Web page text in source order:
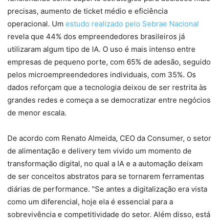
precisas, aumento de ticket médio e eficiência
operacional. Um estudo realizado pelo Sebrae Nacional
revela que 44% dos empreendedores brasileiros já
utilizaram algum tipo de IA. O uso é mais intenso entre
empresas de pequeno porte, com 65% de adesão, seguido
pelos microempreendedores individuais, com 35%. Os
dados reforçam que a tecnologia deixou de ser restrita às
grandes redes e começa a se democratizar entre negócios
de menor escala.
De acordo com Renato Almeida, CEO da Consumer, o setor
de alimentação e delivery tem vivido um momento de
transformação digital, no qual a IA e a automação deixam
de ser conceitos abstratos para se tornarem ferramentas
diárias de performance. "Se antes a digitalização era vista
como um diferencial, hoje ela é essencial para a
sobrevivência e competitividade do setor. Além disso, está